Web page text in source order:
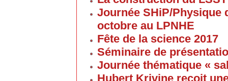
Journée SHiP/Physique
octobre au LPNHE
Fête de la science 2017
Séminaire de
Journée thématique «
Hubert Krivine recoit